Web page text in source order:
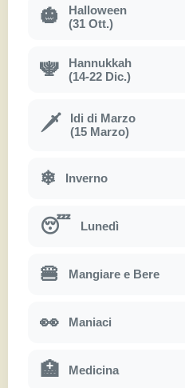
🎃
Halloween
(31 Ott.)
🕎
Hannukkah
(14-22 Dic.)
🗡
Idi di Marzo
(15 Marzo)
❄ Inverno
😴 Lunedì
🍔 Mangiare e Bere
👀 Maniaci
🏥 Medicina